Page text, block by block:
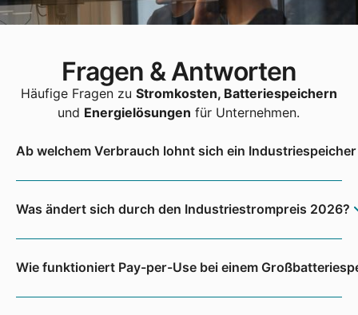
Fragen & Antworten
Häufige Fragen zu Stromkosten, Batteriespeichern
und Energielösungen für Unternehmen.
Ab welchem Verbrauch lohnt sich ein
Was ändert sich durch den Industriestrompreis 2026?
Wie funktioniert Pay-per-Use bei einem